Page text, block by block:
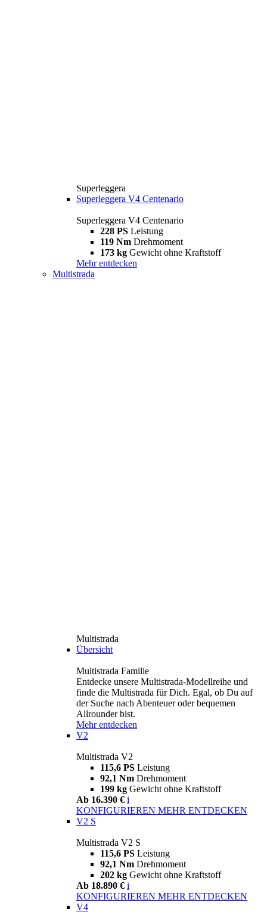
Superleggera
Superleggera V4 Centenario
Superleggera V4 Centenario
228 PS Leistung
119 Nm Drehmoment
173 kg Gewicht ohne Kraftstoff
Mehr entdecken
Multistrada
Multistrada
Übersicht
Multistrada Familie
Entdecke unsere Multistrada-Modellreihe und
finde die Multistrada für Dich. Egal, ob Du auf
der Suche nach Abenteuer oder bequemen
Allrounder bist.
Mehr entdecken
V2
Multistrada V2
115,6 PS Leistung
92,1 Nm Drehmoment
199 kg Gewicht ohne Kraftstoff
Ab 16.390 € i
KONFIGURIEREN MEHR ENTDECKEN
V2 S
Multistrada V2 S
115,6 PS Leistung
92,1 Nm Drehmoment
202 kg Gewicht ohne Kraftstoff
Ab 18.890 € i
KONFIGURIEREN MEHR ENTDECKEN
V4